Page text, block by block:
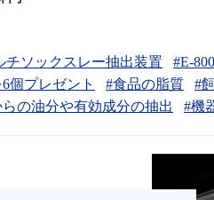
チソックスレー抽出装置 #E-800
個プレゼント #食品の脂質 #
の油分や有効成分の抽出 #機